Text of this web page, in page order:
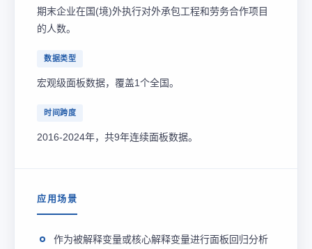
期末企业在国(境)外执行对外承包工程和劳务合作项目
的人数。
数据类型
宏观级面板数据，覆盖1个全国。
时间跨度
2016-2024年，共9年连续面板数据。
应用场景
作为被解释变量或核心解释变量进行面板回归分析